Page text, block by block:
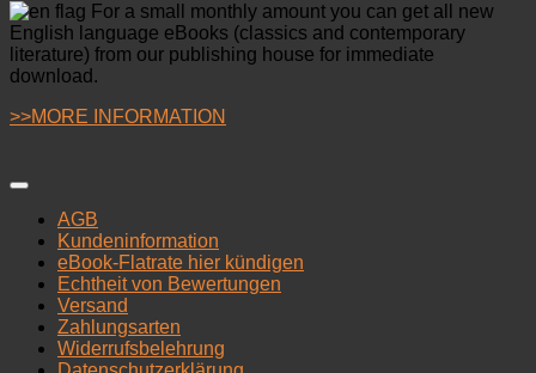
For a small monthly amount you can get all new
English language eBooks (classics and contemporary
literature) from our publishing house for immediate
download.
>>MORE INFORMATION
AGB
Kundeninformation
eBook-Flatrate hier kündigen
Echtheit von Bewertungen
Versand
Zahlungsarten
Widerrufsbelehrung